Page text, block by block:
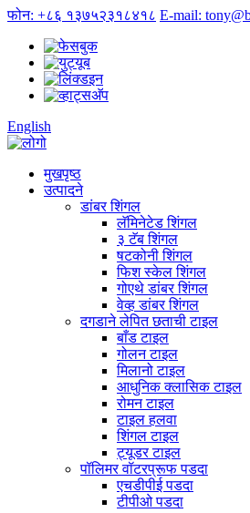
फोन: +८६ १३७५२३१८४१८ E-mail:
English
मुखपृष्ठ
उत्पादने
डांबर शिंगल
लॅमिनेटेड शिंगल
३ टॅब शिंगल
षटकोनी शिंगल
फिश स्केल शिंगल
गोएथे डांबर शिंगल
वेव्ह डांबर शिंगल
दगडाने लेपित छताची टाइल
बाँड टाइल
गोलन टाइल
मिलानो टाइल
आधुनिक क्लासिक टाइल
रोमन टाइल
टाइल हलवा
शिंगल टाइल
ट्यूडर टाइल
पॉलिमर वॉटरप्रूफ पडदा
एचडीपीई पडदा
टीपीओ पडदा